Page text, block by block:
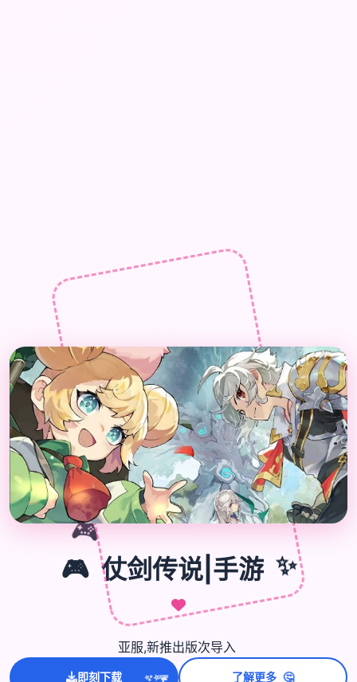
🎮
🎮 仗剑传说|手游 ✨
亚服,新推出版次导入
即刻下载 ✨⭐💫 了解更多 🤔